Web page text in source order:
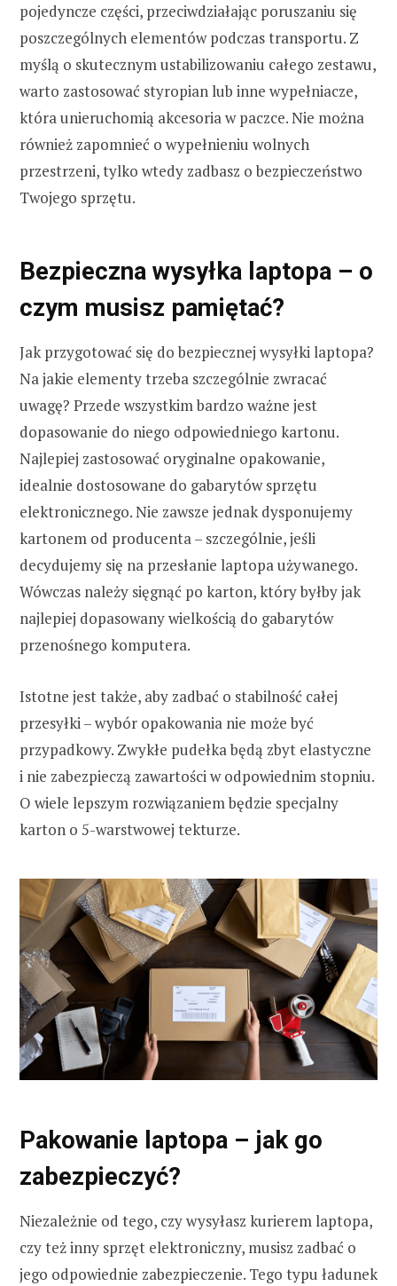
pojedyncze części, przeciwdziałając poruszaniu się
poszczególnych elementów podczas transportu. Z
myślą o skutecznym ustabilizowaniu całego zestawu,
warto zastosować styropian lub inne wypełniacze,
która unieruchomią akcesoria w paczce. Nie można
również zapomnieć o wypełnieniu wolnych
przestrzeni, tylko wtedy zadbasz o bezpieczeństwo
Twojego sprzętu.
Bezpieczna wysyłka laptopa – o
czym musisz pamiętać?
Jak przygotować się do bezpiecznej wysyłki laptopa?
Na jakie elementy trzeba szczególnie zwracać
uwagę? Przede wszystkim bardzo ważne jest
dopasowanie do niego odpowiedniego kartonu.
Najlepiej zastosować oryginalne opakowanie,
idealnie dostosowane do gabarytów sprzętu
elektronicznego. Nie zawsze jednak dysponujemy
kartonem od producenta – szczególnie, jeśli
decydujemy się na przesłanie laptopa używanego.
Wówczas należy sięgnąć po karton, który byłby jak
najlepiej dopasowany wielkością do gabarytów
przenośnego komputera.
Istotne jest także, aby zadbać o stabilność całej
przesyłki – wybór opakowania nie może być
przypadkowy. Zwykłe pudełka będą zbyt elastyczne
i nie zabezpieczą zawartości w odpowiednim stopniu.
O wiele lepszym rozwiązaniem będzie specjalny
karton o 5-warstwowej tekturze.
Pakowanie laptopa – jak go
zabezpieczyć?
Niezależnie od tego, czy wysyłasz kurierem laptopa,
czy też inny sprzęt elektroniczny, musisz zadbać o
jego odpowiednie zabezpieczenie. Tego typu ładunek